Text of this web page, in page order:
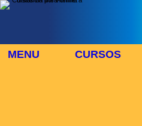
MENU CURSOS